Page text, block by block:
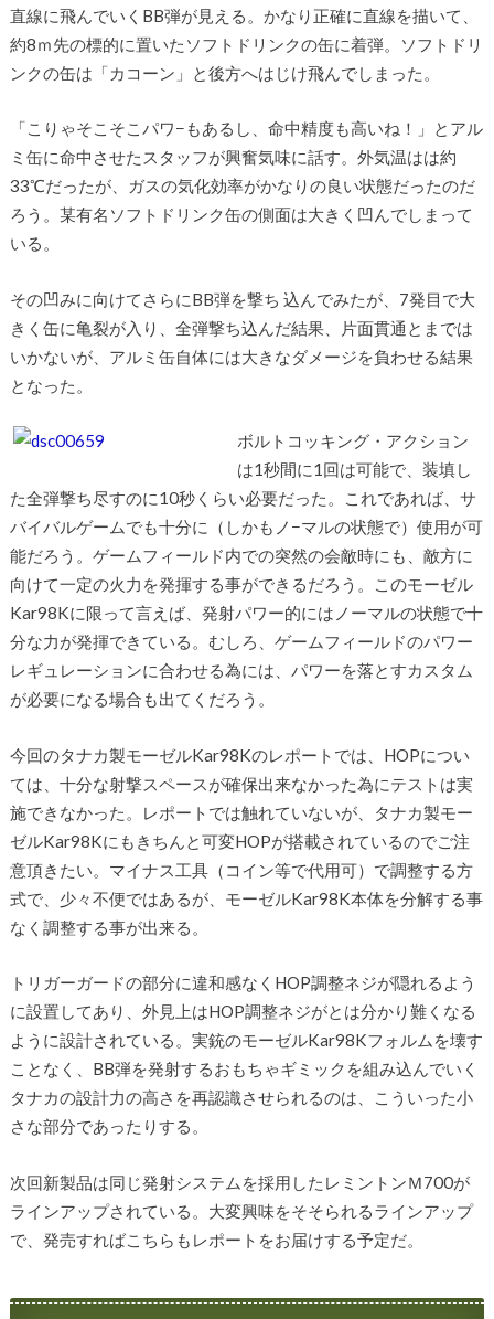
直線に飛んでいくBB弾が見える。かなり正確に直線を描いて、
約8ｍ先の標的に置いたソフトドリンクの缶に着弾。ソフトドリ
ンクの缶は「カコーン」と後方へはじけ飛んでしまった。
「こりゃそこそこパワ−もあるし、命中精度も高いね！」とアル
ミ缶に命中させたスタッフが興奮気味に話す。外気温はは約
33℃だったが、ガスの気化効率がかなりの良い状態だったのだ
ろう。某有名ソフトドリンク缶の側面は大きく凹んでしまって
いる。
その凹みに向けてさらにBB弾を撃ち 込んでみたが、7発目で大
きく缶に亀裂が入り、全弾撃ち込んだ結果、片面貫通とまでは
いかないが、アルミ缶自体には大きなダメージを負わせる結果
となった。
ボルトコッキング・アクション
は1秒間に1回は可能で、装填し
た全弾撃ち尽すのに10秒くらい必要だった。これであれば、サ
バイバルゲームでも十分に（しかもノ−マルの状態で）使用が可
能だろう。ゲームフィールド内での突然の会敵時にも、敵方に
向けて一定の火力を発揮する事ができるだろう。このモーゼル
Kar98Kに限って言えば、発射パワー的にはノーマルの状態で十
分な力が発揮できている。むしろ、ゲームフィールドのパワー
レギュレーションに合わせる為には、パワーを落とすカスタム
が必要になる場合も出てくだろう。
今回のタナカ製モーゼルKar98Kのレポートでは、HOPについ
ては、十分な射撃スペースが確保出来なかった為にテストは実
施できなかった。レポートでは触れていないが、タナカ製モー
ゼルKar98Kにもきちんと可変HOPが搭載されているのでご注
意頂きたい。マイナス工具（コイン等で代用可）で調整する方
式で、少々不便ではあるが、モーゼルKar98K本体を分解する事
なく調整する事が出来る。
トリガーガードの部分に違和感なくHOP調整ネジが隠れるよう
に設置してあり、外見上はHOP調整ネジがとは分かり難くなる
ように設計されている。実銃のモーゼルKar98Kフォルムを壊す
ことなく、BB弾を発射するおもちゃギミックを組み込んでいく
タナカの設計力の高さを再認識させられるのは、こういった小
さな部分であったりする。
次回新製品は同じ発射システムを採用したレミントンＭ700が
ラインアップされている。大変興味をそそられるラインアップ
で、発売すればこちらもレポートをお届けする予定だ。